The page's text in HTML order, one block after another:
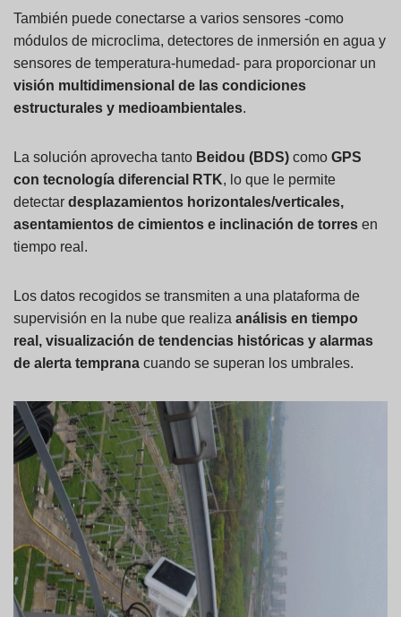
También puede conectarse a varios sensores -como
módulos de microclima, detectores de inmersión en agua y
sensores de temperatura-humedad- para proporcionar un
visión multidimensional de las condiciones
estructurales y medioambientales.
La solución aprovecha tanto Beidou (BDS) como GPS
con tecnología diferencial RTK, lo que le permite
detectar desplazamientos horizontales/verticales,
asentamientos de cimientos e inclinación de torres en
tiempo real.
Los datos recogidos se transmiten a una plataforma de
supervisión en la nube que realiza análisis en tiempo
real, visualización de tendencias históricas y alarmas
de alerta temprana cuando se superan los umbrales.